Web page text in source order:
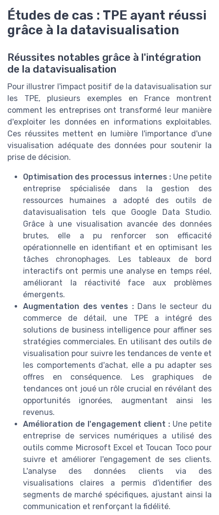
Études de cas : TPE ayant réussi
grâce à la datavisualisation
Réussites notables grâce à l'intégration
de la datavisualisation
Pour illustrer l'impact positif de la datavisualisation sur
les TPE, plusieurs exemples en France montrent
comment les entreprises ont transformé leur manière
d'exploiter les données en informations exploitables.
Ces réussites mettent en lumière l'importance d'une
visualisation adéquate des données pour soutenir la
prise de décision.
Optimisation des processus internes :Une petite
entreprise spécialisée dans la gestion des
ressources humaines a adopté des outils de
datavisualisation tels que Google Data Studio.
Grâce à une visualisation avancée des données
brutes, elle a pu renforcer son efficacité
opérationnelle en identifiant et en optimisant les
tâches chronophages. Les tableaux de bord
interactifs ont permis une analyse en temps réel,
améliorant la réactivité face aux problèmes
émergents.
Augmentation des ventes :Dans le secteur du
commerce de détail, une TPE a intégré des
solutions de business intelligence pour affiner ses
stratégies commerciales. En utilisant des outils de
visualisation pour suivre les tendances de vente et
les comportements d'achat, elle a pu adapter ses
offres en conséquence. Les graphiques de
tendances ont joué un rôle crucial en révélant des
opportunités ignorées, augmentant ainsi les
revenus.
Amélioration de l'engagement client : Une petite
entreprise de services numériques a utilisé des
outils comme Microsoft Excel et Toucan Toco pour
suivre et améliorer l'engagement de ses clients.
L'analyse des données clients via des
visualisations claires a permis d'identifier des
segments de marché spécifiques, ajustant ainsi la
communication et renforçant la fidélité.